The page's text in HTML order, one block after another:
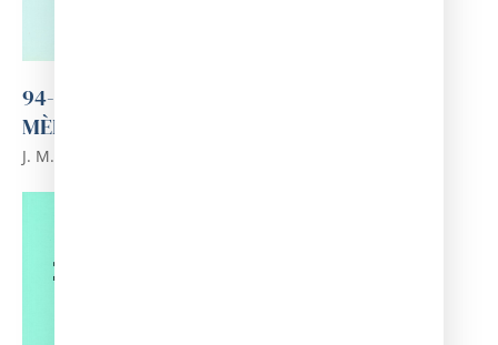
94-NOTÍCIA DE L'ACADÈMIA DE CIÈNCIES
MÈDIQUES DE CATALUNYA I DE BALEARS.
J. M. Calbet i Camarasa